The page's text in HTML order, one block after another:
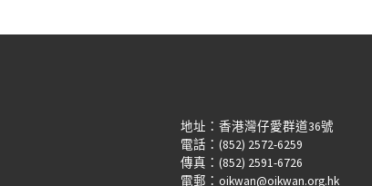
地址：香港灣仔愛群道36號
電話：(852) 2572-6259
傳真：(852) 2591-6726
電郵：oikwan@oikwan.org.hk